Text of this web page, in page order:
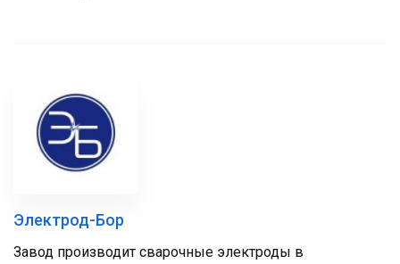
Электрод-Бор
Завод производит сварочные электроды в